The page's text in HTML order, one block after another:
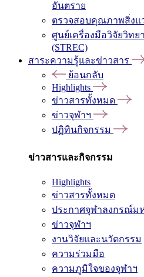
อันตราย
ตรวจสอบคุณภาพสิ่งแ
ศูนย์เครื่องมือวิจัยวิทย
(STREC)
สาระความรู้และข่าวสาร
ย้อนกลับ
Highlights
ข่าวสารทั้งหมด
ข่าวจุฬาฯ
ปฏิทินกิจกรรม
ข่าวสารและกิจกรรม
Highlights
ข่าวสารทั้งหมด
ประกาศจุฬาลงกรณ์ม
ข่าวจุฬาฯ
งานวิจัยและนวัตกรรม
ความร่วมมือ
ความภูมิใจของจุฬาฯ